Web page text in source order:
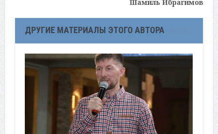
Шамиль Ибрагимов
ДРУГИЕ МАТЕРИАЛЫ ЭТОГО АВТОРА